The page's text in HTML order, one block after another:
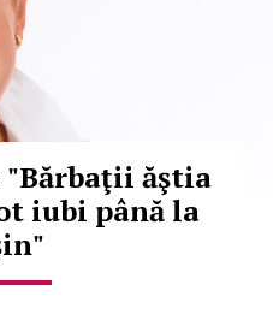
ăştia
iubi până la